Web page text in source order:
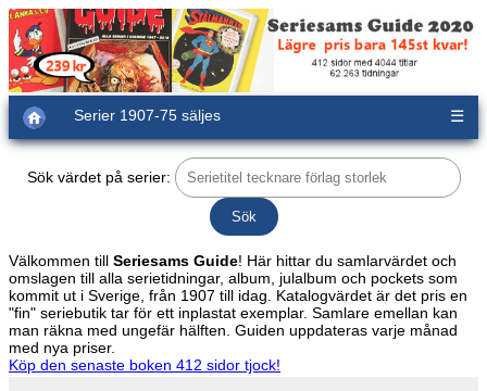
Serier 1907-75 säljes ☰
Sök värdet på serier:
Välkommen till Seriesams Guide! Här hittar du samlarvärdet och
omslagen till alla serietidningar, album, julalbum och pockets som
kommit ut i Sverige, från 1907 till idag. Katalogvärdet är det pris en
"fin" seriebutik tar för ett inplastat exemplar. Samlare emellan kan
man räkna med ungefär hälften. Guiden uppdateras varje månad
med nya priser.
Köp den senaste boken 412 sidor tjock!